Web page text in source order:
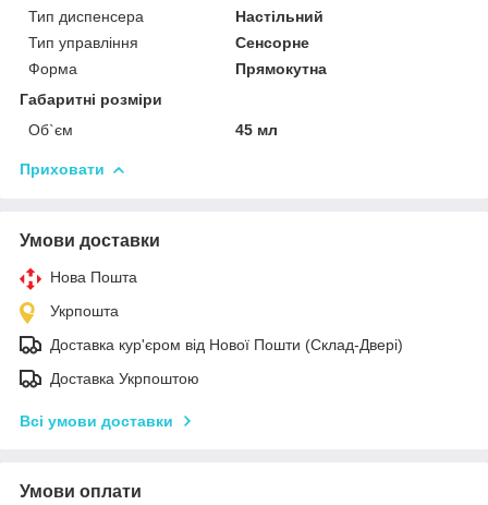
Тип диспенсера
Настільний
Тип управління
Сенсорне
Форма
Прямокутна
Габаритні розміри
Об`єм
45 мл
Приховати
Умови доставки
Нова Пошта
Укрпошта
Доставка кур'єром від Нової Пошти (Склад-Двері)
Доставка Укрпоштою
Всі умови доставки
Умови оплати